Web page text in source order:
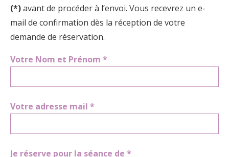
(*)avant de procéder à l’envoi. Vous recevrez un e-
mail de confirmation dès la réception de votre
demande de réservation.
Votre Nom et Prénom *
Votre adresse mail *
Je réserve pour la séance de *